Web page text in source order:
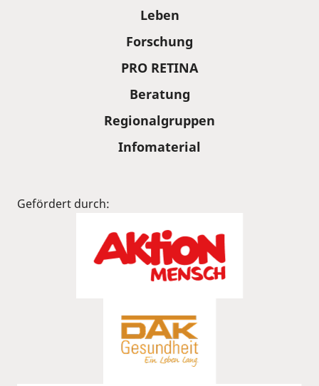
Leben
Forschung
PRO RETINA
Beratung
Regionalgruppen
Infomaterial
Gefördert durch: